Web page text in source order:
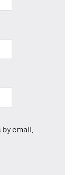
email.